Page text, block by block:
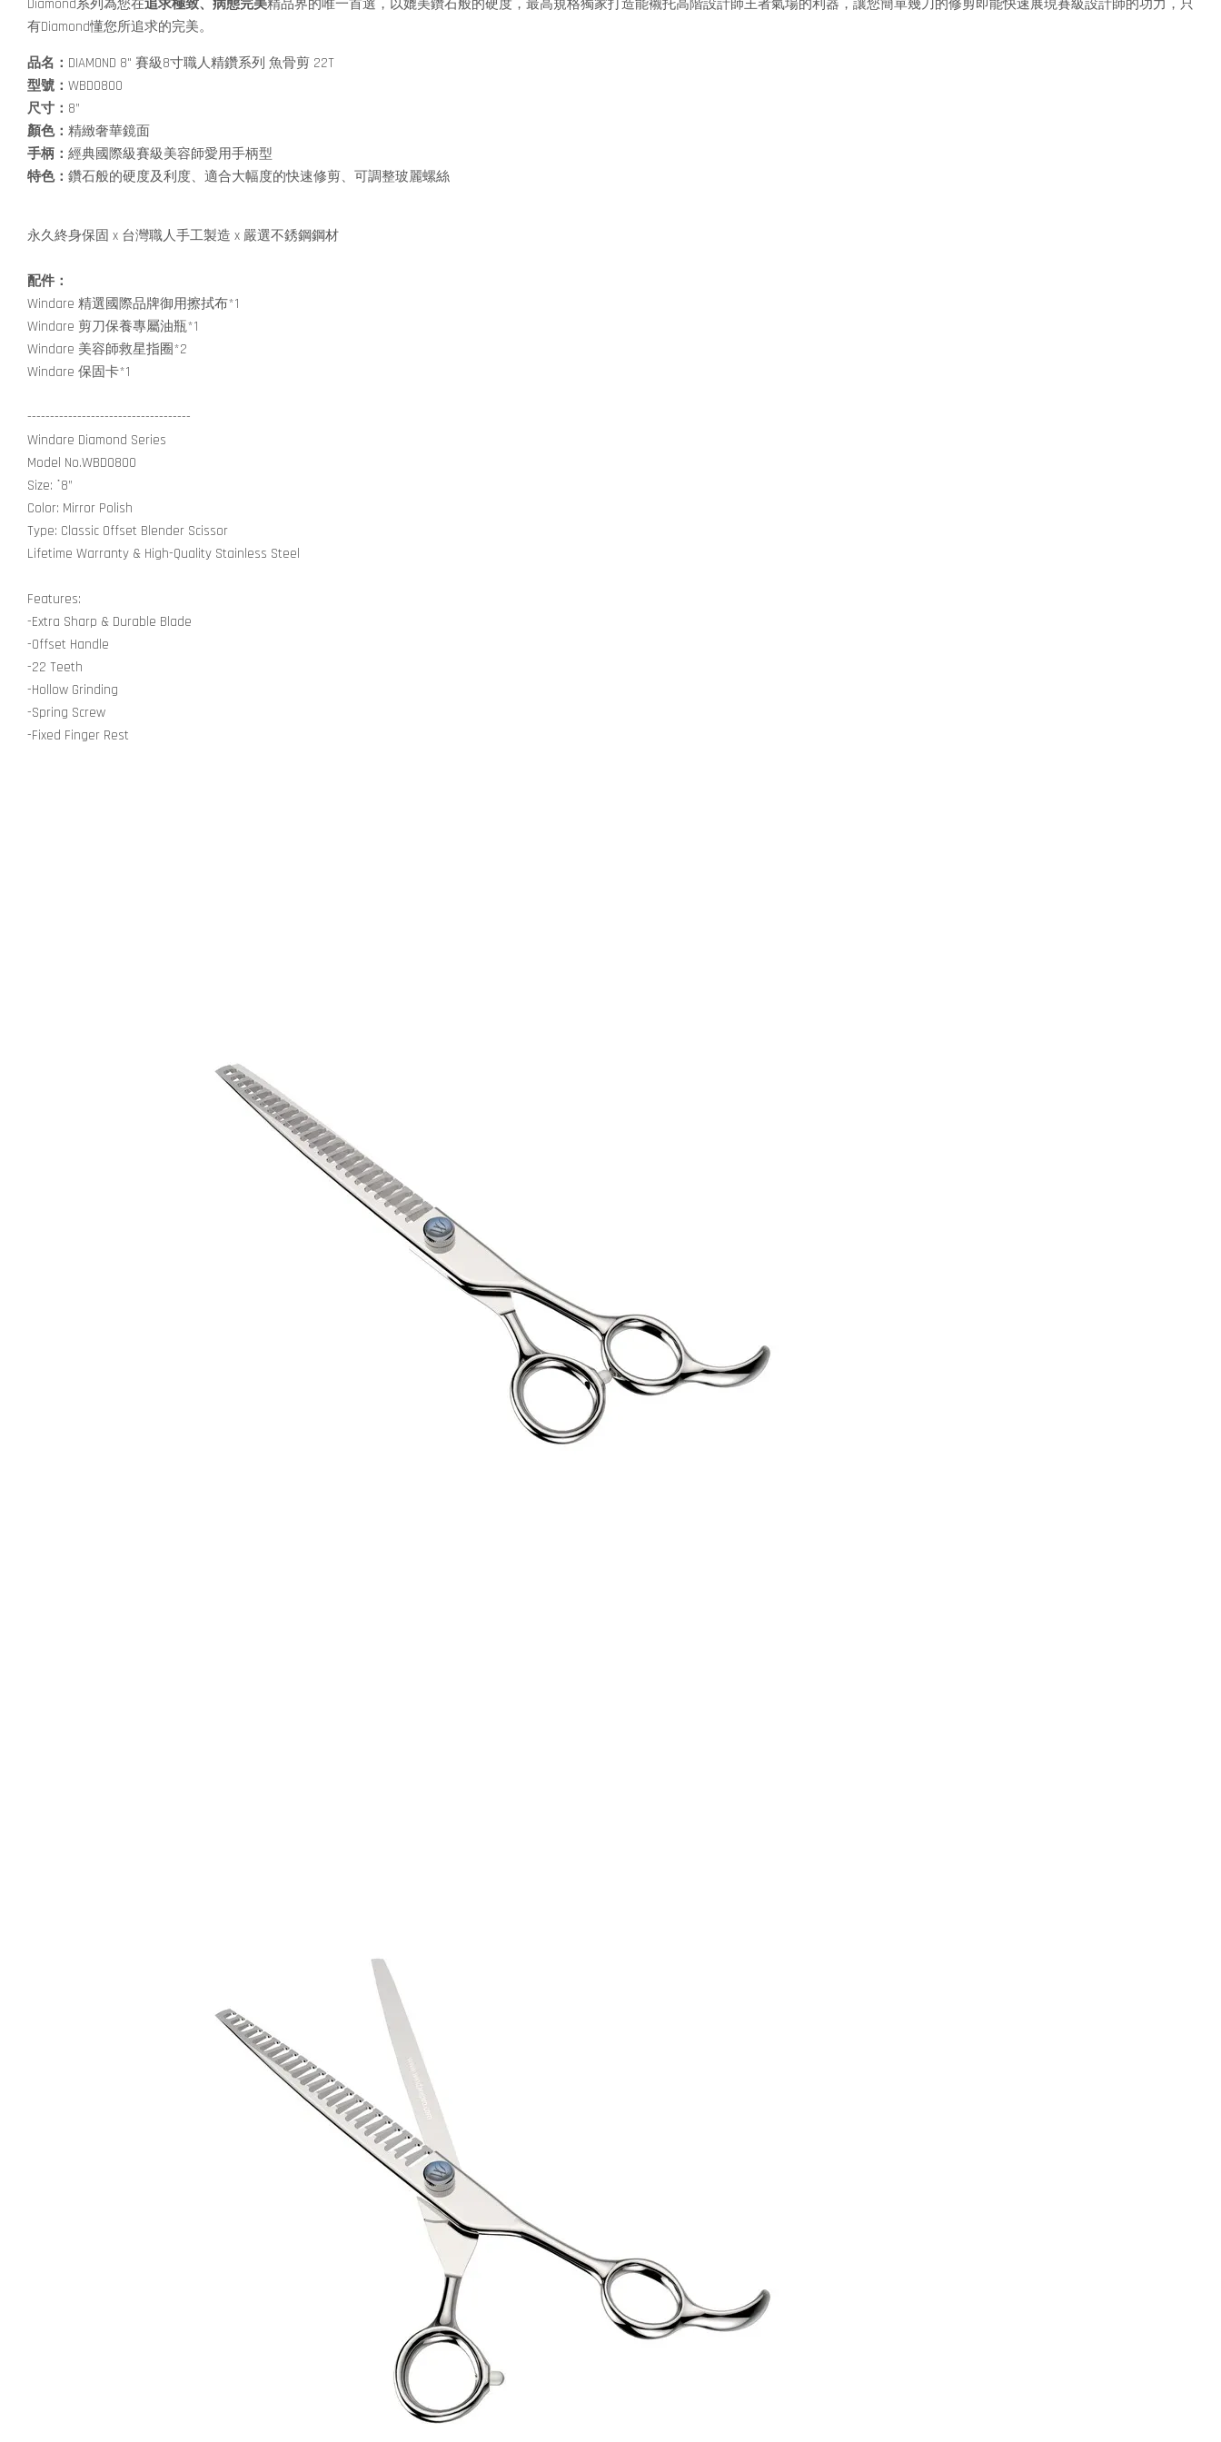
Diamond系列為您在追求極致、病態完美精品界的唯一首選，以媲美鑽石般的硬度，最高規格獨家打造能襯托高階設計師王者氣場的利器，讓您簡單幾刀的修剪即能快速展現賽級設計師的功力，只
有Diamond懂您所追求的完美。
品名： DIAMOND 8" 賽級8寸職人精鑽系列 魚骨剪 22T
型號： WBD0800
尺寸： 8”
顏色： 精緻奢華鏡面
手柄： 經典國際級賽級美容師愛用手柄型
特色： 鑽石般的硬度及利度、適合大幅度的快速修剪、可調整玻麗螺絲
永久終身保固 x 台灣職人手工製造 x 嚴選不銹鋼鋼材
配件：
Windare 精選國際品牌御用擦拭布*1
Windare 剪刀保養專屬油瓶*1
Windare 美容師救星指圈*2
Windare 保固卡*1
------------------------------------
Windare Diamond Series
Model No.WBD0800
Size: ˙8”
Color: Mirror Polish
Type: Classic Offset Blender Scissor
Lifetime Warranty & High-Quality Stainless Steel
Features:
-Extra Sharp & Durable Blade
-Offset Handle
-22 Teeth
-Hollow Grinding
-Spring Screw
-Fixed Finger Rest